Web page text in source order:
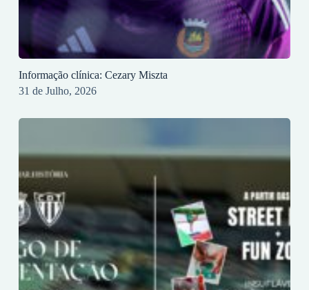
Informação clínica: Cezary Miszta
31 de Julho, 2026